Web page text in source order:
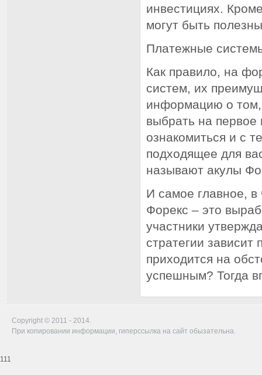
инвестициях.
могут быть
Платежные
Как правило, на
систем, их
информацию о том,
выбрать на
ознакомиться и с
подходящее для
называют акулы
И самое главное,
Форекс – это
участники
стратегии
приходится на
успешным? Тогда
Copyright © 2011 - 2014.
При копировании информации, гиперссылка на сайт обызательна.
111